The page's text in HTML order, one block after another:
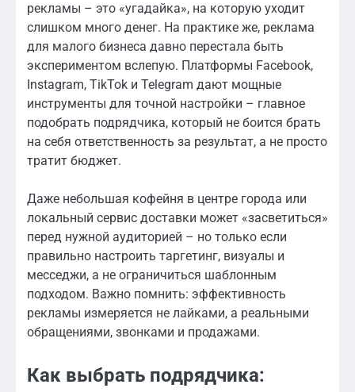
рекламы – это «угадайка», на которую уходит
слишком много денег. На практике же, реклама
для малого бизнеса давно перестала быть
экспериментом вслепую. Платформы Facebook,
Instagram, TikTok и Telegram дают мощные
инструменты для точной настройки – главное
подобрать подрядчика, который не боится брать
на себя ответственность за результат, а не просто
тратит бюджет.
Даже небольшая кофейня в центре города или
локальный сервис доставки может «засветиться»
перед нужной аудиторией – но только если
правильно настроить таргетинг, визуалы и
месседжи, а не ограничиться шаблонным
подходом. Важно помнить: эффективность
рекламы измеряется не лайками, а реальными
обращениями, звонками и продажами.
Как выбрать подрядчика: